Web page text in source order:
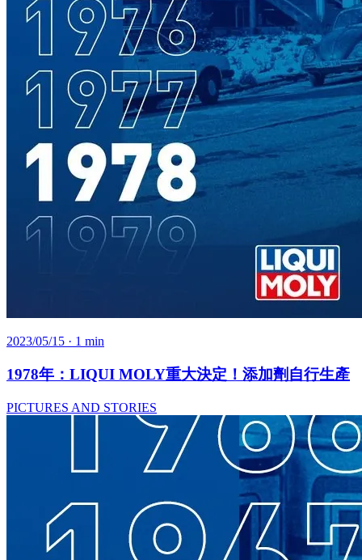
2023/05/15 · 1 min
1978年：LIQUI MOLY重大決定！添加劑自行生產
PICTURES AND STORIES